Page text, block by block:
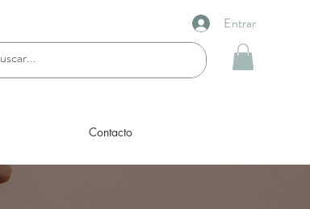
Entrar
Contacto